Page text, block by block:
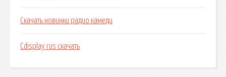
Скачать новинки радио камеди
Cdisplay rus скачать